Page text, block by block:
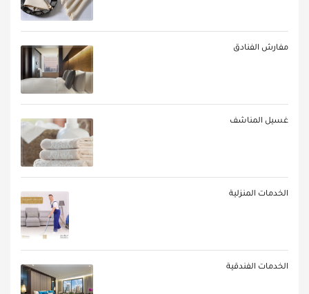
مفارش الفنادق
غسيل المناشف
الخدمات المنزلية
الخدمات الفندقية